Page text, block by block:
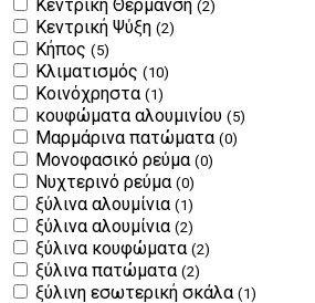
Κεντρική Θέρμανση (2)
Κεντρική Ψύξη (2)
Κήπος (5)
Κλιματισμός (10)
Κοινόχρηστα (1)
κουφώματα αλουμινίου (5)
Μαρμάρινα πατώματα (0)
Μονοφασικό ρεύμα (0)
Νυχτερινό ρεύμα (0)
ξύλινα αλουμίνια (1)
ξύλινα αλουμίνια (2)
ξύλινα κουφώματα (2)
ξύλινα πατώματα (2)
ξύλινη εσωτερική σκάλα (1)